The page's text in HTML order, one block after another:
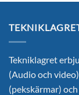
Tekniklagret
(Audio och
(pekskärmar)